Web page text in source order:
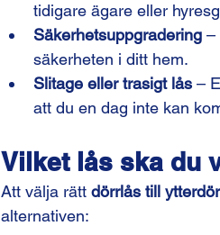
tidigare ägare eller
Säkerhetsuppgradering –
säkerheten i ditt hem.
Slitage eller trasigt lås –
att du en dag inte kan
Vilket lås ska du
Att välja rätt dörrlås till
alternativen: